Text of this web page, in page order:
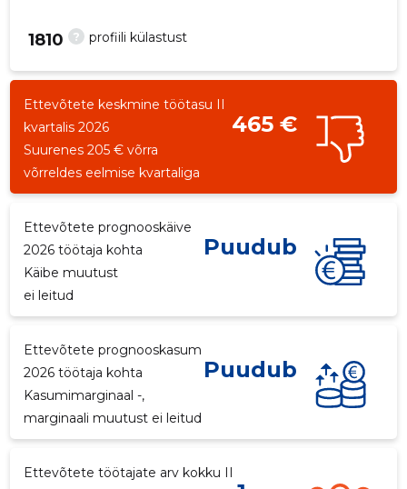
? profiili külastust
1810
Ettevõtete keskmine töötasu II
kvartalis 2026
465 €
Suurenes 205 € võrra
võrreldes eelmise kvartaliga
Ettevõtete prognooskäive
2026 töötaja kohta
Puudub
Käibe muutust
ei leitud
Ettevõtete prognooskasum
2026 töötaja kohta
Puudub
Kasumimarginaal -,
marginaali muutust ei leitud
Ettevõtete töötajate arv kokku II